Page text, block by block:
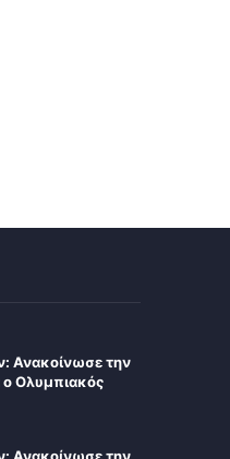
Ανακοίνωσε την
Ολυμπιακός
Ανακοίνωσε την